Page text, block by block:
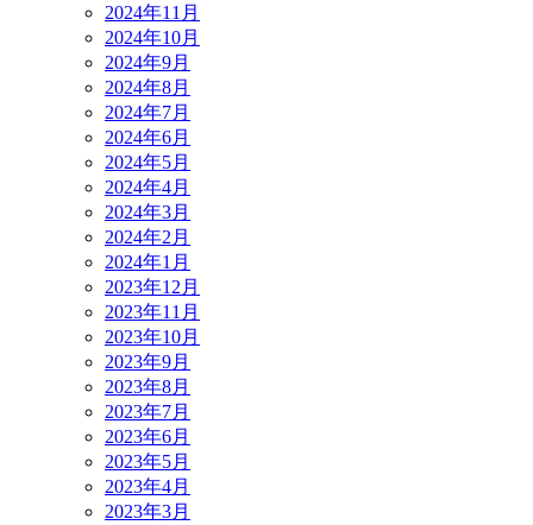
2024年11月
2024年10月
2024年9月
2024年8月
2024年7月
2024年6月
2024年5月
2024年4月
2024年3月
2024年2月
2024年1月
2023年12月
2023年11月
2023年10月
2023年9月
2023年8月
2023年7月
2023年6月
2023年5月
2023年4月
2023年3月